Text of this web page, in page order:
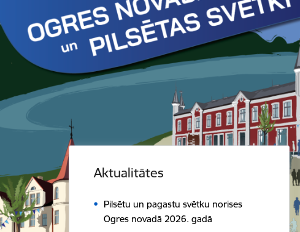
Aktualitātes
Pilsētu un pagastu svētku norises
Ogres novadā 2026. gadā